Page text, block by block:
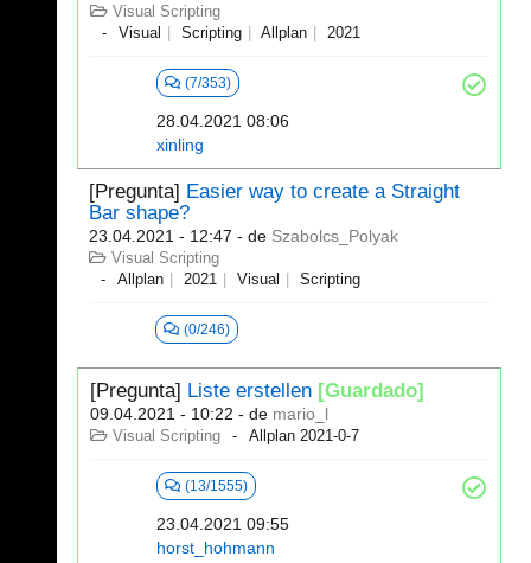
Visual Scripting
Visual
Scripting Allplan 2021
(7/353)
28.04.2021 08:06
xinling
[Pregunta] Easier way to create a Straight
Bar shape?
23.04.2021 - 12:47 - de Szabolcs_Polyak
Visual Scripting
Allplan
2021 Visual Scripting
(0/246)
[Pregunta] Liste erstellen [Guardado]
09.04.2021 - 10:22 - de mario_l
Visual Scripting Allplan 2021-0-7
(13/1555)
23.04.2021 09:55
horst_hohmann